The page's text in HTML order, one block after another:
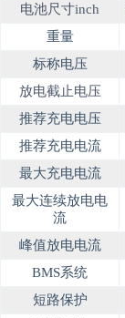
电池尺寸inch
重量
标称电压
放电截止电压
推荐充电电压
推荐充电电流
最大充电电流
最大连续放电电
流
峰值放电电流
BMS系统
短路保护